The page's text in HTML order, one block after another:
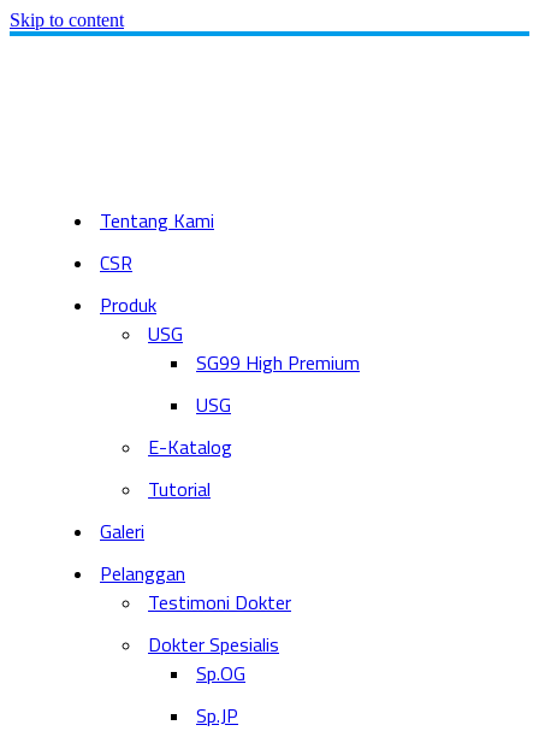
Skip to content
Tentang Kami
CSR
Produk
USG
SG99 High Premium
USG
E-Katalog
Tutorial
Galeri
Pelanggan
Testimoni Dokter
Dokter Spesialis
Sp.OG
Sp.JP